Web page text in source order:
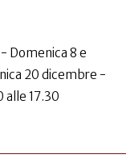
Domenica 8 e
20 dicembre -
alle 17.30